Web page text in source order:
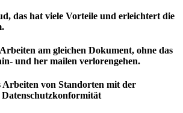
das hat viele Vorteile und erleichtert die
am gleichen Dokument, ohne das
und her mailen verlorengehen.
Arbeiten von Standorten mit der